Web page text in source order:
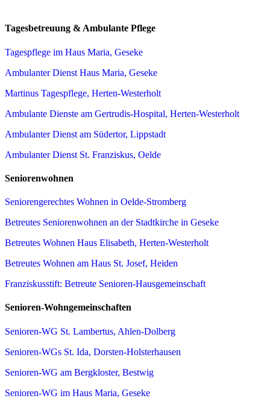
Tagesbetreuung & Ambulante Pflege
Tagespflege im Haus Maria, Geseke
Ambulanter Dienst Haus Maria, Geseke
Martinus Tagespflege, Herten-Westerholt
Ambulante Dienste am Gertrudis-Hospital, Herten-Westerholt
Ambulanter Dienst am Südertor, Lippstadt
Ambulanter Dienst St. Franziskus, Oelde
Seniorenwohnen
Seniorengerechtes Wohnen in Oelde-Stromberg
Betreutes Seniorenwohnen an der Stadtkirche in Geseke
Betreutes Wohnen Haus Elisabeth, Herten-Westerholt
Betreutes Wohnen am Haus St. Josef, Heiden
Franziskusstift: Betreute Senioren-Hausgemeinschaft
Senioren-Wohngemeinschaften
Senioren-WG St. Lambertus, Ahlen-Dolberg
Senioren-WGs St. Ida, Dorsten-Holsterhausen
Senioren-WG am Bergkloster, Bestwig
Senioren-WG im Haus Maria, Geseke